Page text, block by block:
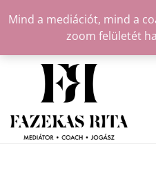
Mind a mediációt, mind a
zoom felületét